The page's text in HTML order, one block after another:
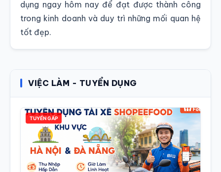
dụng ngay hôm nay để đạt được thành công
trong kinh doanh và duy trì những mối quan hệ
tốt đẹp.
VIỆC LÀM - TUYỂN DỤNG
TUYỂN GẤP